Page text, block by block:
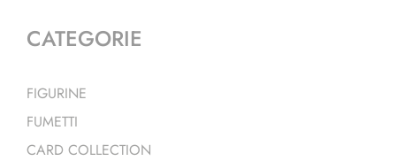
CATEGORIE
FIGURINE
FUMETTI
CARD COLLECTION